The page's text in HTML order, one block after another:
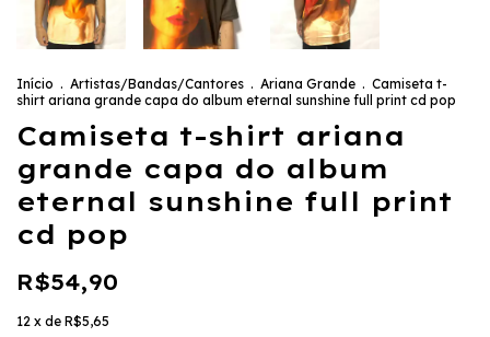
Início . Artistas/Bandas/Cantores . Ariana Grande . Camiseta t-
shirt ariana grande capa do album eternal sunshine full print cd pop
Camiseta t-shirt ariana
grande capa do album
eternal sunshine full print
cd pop
R$54,90
12 x de R$5,65